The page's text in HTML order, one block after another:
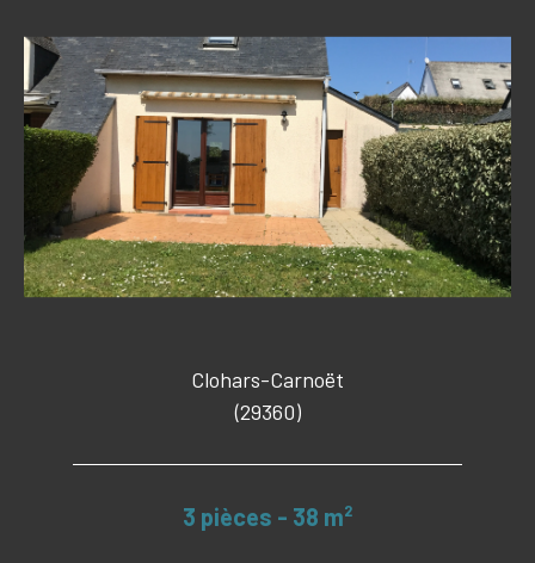
Clohars-Carnoët
(29360)
3 pièces - 38 m²